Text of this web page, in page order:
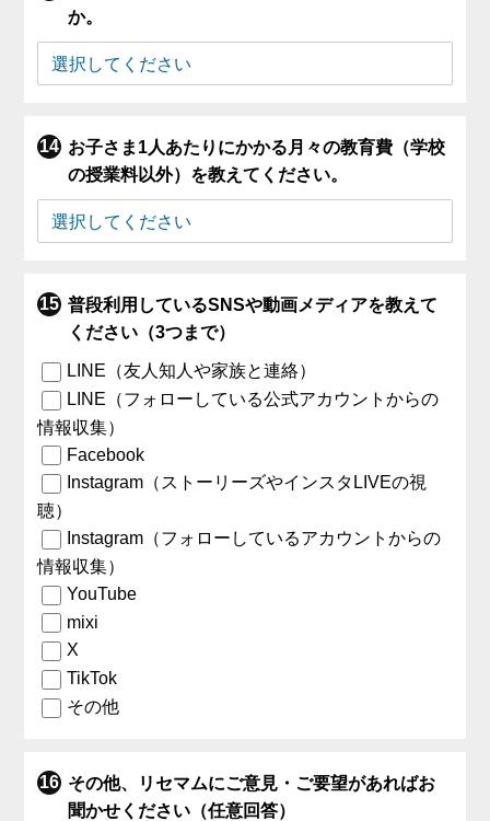
か。
お子さま1人あたりにかかる月々の教育費（学校
の授業料以外）を教えてください。
普段利用しているSNSや動画メディアを教えて
ください（3つまで）
LINE（友人知人や家族と連絡）
LINE（フォローしている公式アカウントからの
情報収集）
Facebook
Instagram（ストーリーズやインスタLIVEの視
聴）
Instagram（フォローしているアカウントからの
情報収集）
YouTube
mixi
X
TikTok
その他
その他、リセマムにご意見・ご要望があればお
聞かせください（任意回答）